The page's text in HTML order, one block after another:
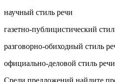
научный стиль речи
газетно-публицистический
разговорно-обиходный стиль
официально-деловой стиль речи
Среди предложений найдите